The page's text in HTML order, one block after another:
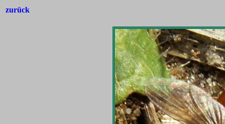
zurück